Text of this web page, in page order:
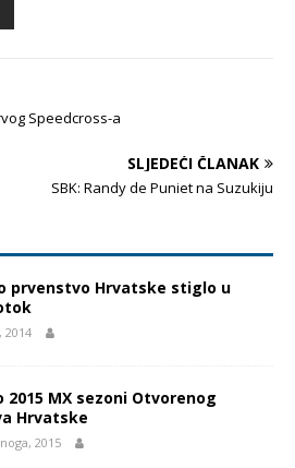
Speedcross-a
SLJEDEĆI ČLANAK
SBK: Randy de Puniet na Suzukiju
prvenstvo Hrvatske stiglo u
2014
2015 MX sezoni Otvorenog
Hrvatske
2015